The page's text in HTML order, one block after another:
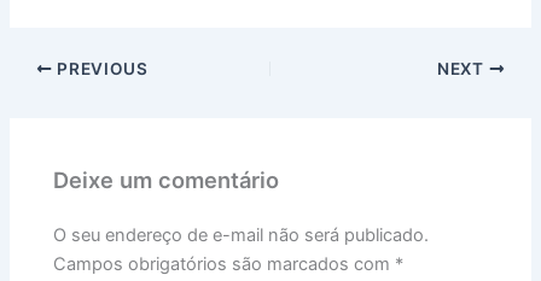
PREVIOUS NEXT
Deixe um comentário
O seu endereço de e-mail não será publicado.
Campos obrigatórios são marcados com *